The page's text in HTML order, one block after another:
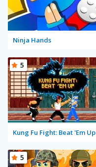
Ninja Hands
Kung Fu Fight: Beat 'Em Up
5
5